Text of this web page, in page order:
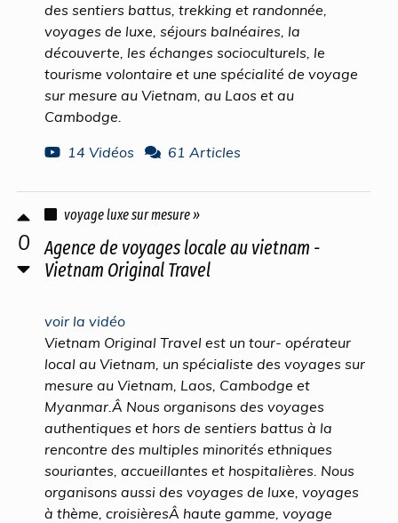
des sentiers battus, trekking et randonnée,
voyages de luxe, séjours balnéaires, la
découverte, les échanges socioculturels, le
tourisme volontaire et une spécialité de voyage
sur mesure au Vietnam, au Laos et au
Cambodge.
14 Vidéos
61 Articles
0
voyage luxe sur mesure »
Agence de voyages locale au vietnam -
Vietnam Original Travel
voir la vidéo
Vietnam Original Travel est un tour- opérateur
local au Vietnam, un spécialiste des voyages sur
mesure au Vietnam, Laos, Cambodge et
Myanmar.Â Nous organisons des voyages
authentiques et hors de sentiers battus à la
rencontre des multiples minorités ethniques
souriantes, accueillantes et hospitalières. Nous
organisons aussi des voyages de luxe, voyages
à thème, croisièresÂ haute gamme, voyage